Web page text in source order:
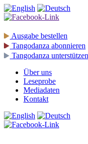
Ausgabe bestellen
Tangodanza abonnieren
Tangodanza unterstützen
Über uns
Leseprobe
Mediadaten
Kontakt